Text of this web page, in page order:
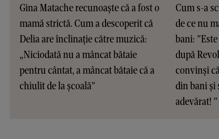
Gina Matache recunoaște că a fost o
mamă strictă. Cum a descoperit că
Delia are înclinație către muzică:
„Niciodată nu a mâncat bătaie
pentru cântat, a mâncat bătaie că a
chiulit de la școală”
Cum s-a
de ce nu
bani:
după
convinși
din bani și
adevărat!